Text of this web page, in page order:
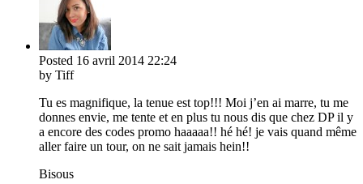
Posted 16 avril 2014 22:24
by Tiff
Tu es magnifique, la tenue est top!!! Moi j’en ai marre, tu me
donnes envie, me tente et en plus tu nous dis que chez DP il y
a encore des codes promo haaaaa!! hé hé! je vais quand même
aller faire un tour, on ne sait jamais hein!!
Bisous